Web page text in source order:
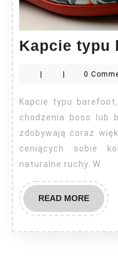
Kapcie typu
0
Kapcie typu barefoot, znane również jako buty do
chodzenia boso lub
zdobywają coraz
ceniących sobie
naturalne ruchy. W
READ MOREREAD
MORE